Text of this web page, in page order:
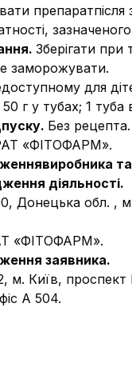
препаратпісля
Зберігати при
заморожувати.
для
г у тубах; 1 туба
Без рецепта.
«ФІТОФАРМ».
виробника
діяльності.
Донецька обл. ,
«ФІТОФАРМ».
заявника.
м. Київ,
А 504.